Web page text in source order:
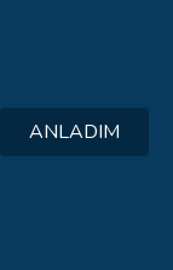
ANLADIM